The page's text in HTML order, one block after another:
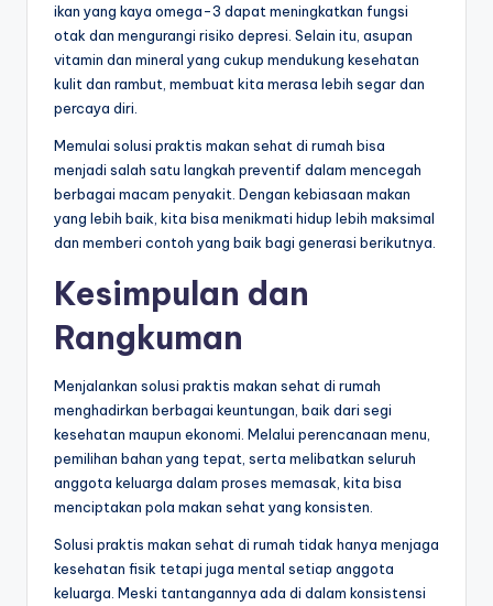
ikan yang kaya omega-3 dapat meningkatkan fungsi
otak dan mengurangi risiko depresi. Selain itu, asupan
vitamin dan mineral yang cukup mendukung kesehatan
kulit dan rambut, membuat kita merasa lebih segar dan
percaya diri.
Memulai solusi praktis makan sehat di rumah bisa
menjadi salah satu langkah preventif dalam mencegah
berbagai macam penyakit. Dengan kebiasaan makan
yang lebih baik, kita bisa menikmati hidup lebih maksimal
dan memberi contoh yang baik bagi generasi berikutnya.
Kesimpulan dan
Rangkuman
Menjalankan solusi praktis makan sehat di rumah
menghadirkan berbagai keuntungan, baik dari segi
kesehatan maupun ekonomi. Melalui perencanaan menu,
pemilihan bahan yang tepat, serta melibatkan seluruh
anggota keluarga dalam proses memasak, kita bisa
menciptakan pola makan sehat yang konsisten.
Solusi praktis makan sehat di rumah tidak hanya menjaga
kesehatan fisik tetapi juga mental setiap anggota
keluarga. Meski tantangannya ada di dalam konsistensi